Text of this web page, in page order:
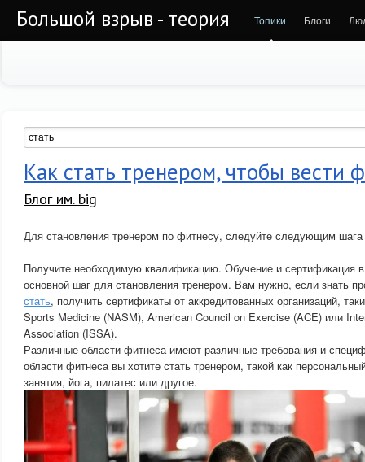
Большой взрыв - теория Топики Блоги
Как стать тренером, чтобы вести
Блог им. big
Для становления тренером по фитнесу, следуйте следующим шага
Получите необходимую квалификацию. Обучение и сертификация
основной шаг для становления тренером. Вам нужно, если знать
стать, получить сертификаты от аккредитованных организаций,
Sports Medicine (NASM), American Council on Exercise (ACE) или
Association (ISSA).
Различные области фитнеса имеют различные требования и
области фитнеса вы хотите стать тренером, такой как
занятия, йога, пилатес или другое.